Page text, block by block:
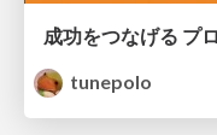
tunepolo